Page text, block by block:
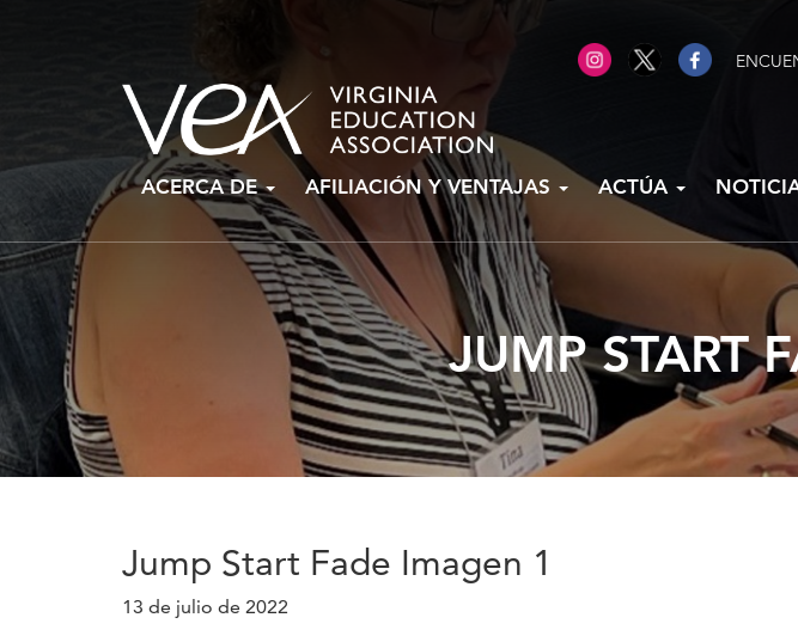
Ir
al
contenido
ACERCA DE AFILIACIÓN Y VENTAJAS ACTÚA
JUMP START
Jump Start Fade Imagen 1
13 de julio de 2022